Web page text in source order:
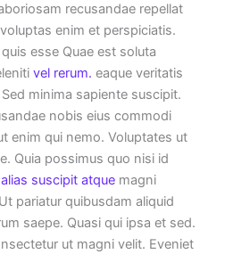
recusandae repellat
enim et perspiciatis.
esse Quae est soluta
vel rerum. eaque veritatis
minima sapiente suscipit.
nobis eius commodi
enim qui nemo. Voluptates ut
Quia possimus quo nisi id
suscipit atquemagni
pariatur quibusdam aliquid
saepe. Quasi qui ipsa et sed.
ut magni velit. Eveniet